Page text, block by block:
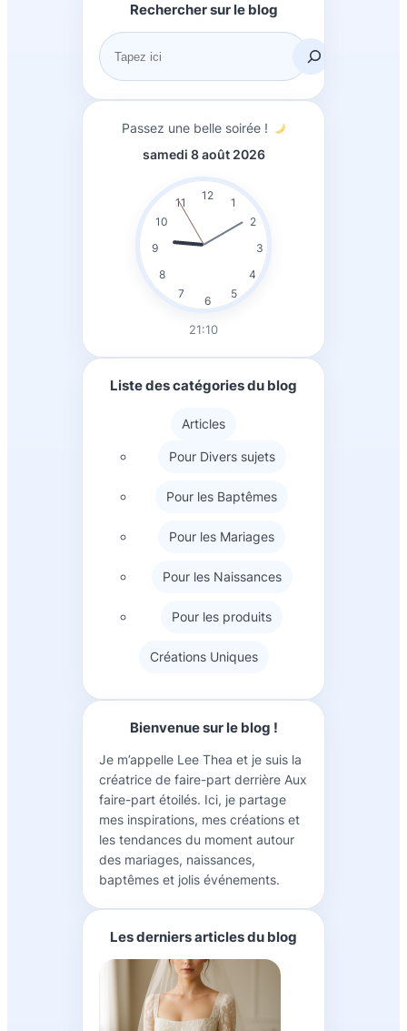
Rechercher sur le blog
R
e
Passez une belle soirée !
samedi 8 août 2026
12
1
2
3
4
5
6
7
8
9
10
11
21:10
Liste des catégories du blog
Articles
Pour Divers sujets
Pour les Baptêmes
Pour les Mariages
Pour les Naissances
Pour les produits
Créations Uniques
Bienvenue sur le blog !
Je m’appelle Lee Thea et je suis la
créatrice de faire-part derrière Aux
faire-part étoilés. Ici, je partage
mes inspirations, mes créations et
les tendances du moment autour
des mariages, naissances,
baptêmes et jolis événements.
Les derniers articles du blog